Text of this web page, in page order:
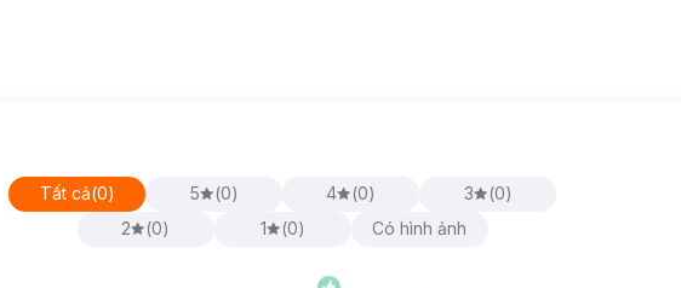
Tất cả(0) 5 (0) 4 (0) 3 (0)
2
(0) 1 (0) Có hình ảnh